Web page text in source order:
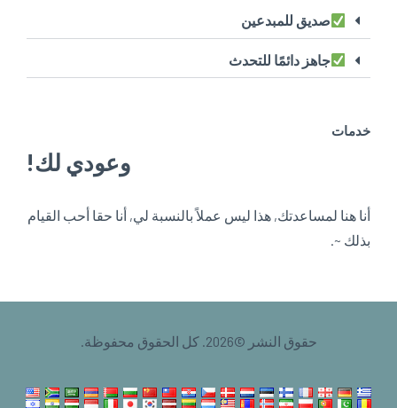
خدمات
وعودي لك!
أنا هنا لمساعدتك, هذا ليس عملاً بالنسبة لي, أنا حقا أحب القيام
بذلك ~.
صديق للمبدعين
جاهز دائمًا للتحدث
حقوق النشر ©2026. كل الحقوق محفوظة.